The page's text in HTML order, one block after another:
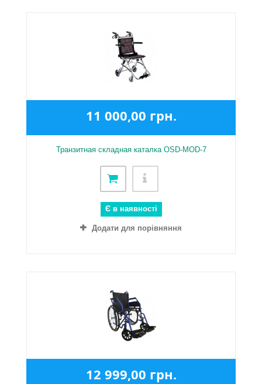
11 000,00 грн.
Транзитная складная каталка OSD-MOD-7
Є в наявності
Додати для порівняння
12 999,00 грн.